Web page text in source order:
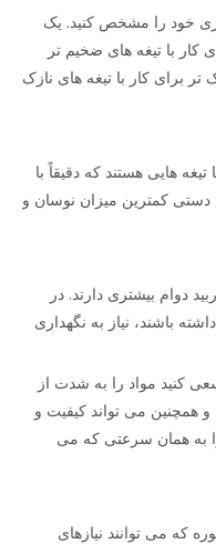
خود را مشخص کنید. یک
کار با تیغه های ضخیم تر
برای کار با تیغه های نازک
هایی هستند که دقیقاً با
کمترین میزان نوسان و
دوام بیشتری دارند. در
باشند، نیاز به نگهداری
کنید مواد را به شدت از
همچنین می تواند کیفیت و
به همان سرعتی که می
که می توانند نیازهای